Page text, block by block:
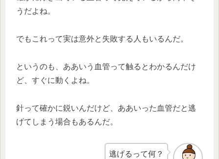
うだよね。
でもこれって実は意外と失敗する人もいるんだ。
というのも、ああいう血管って触るとわかるんだけ
ど、すぐに動くよね。
針って確かに鋭いんだけど、ああいった血管だと逃
げてしまう場合もあるんだ。
逃げるって何？